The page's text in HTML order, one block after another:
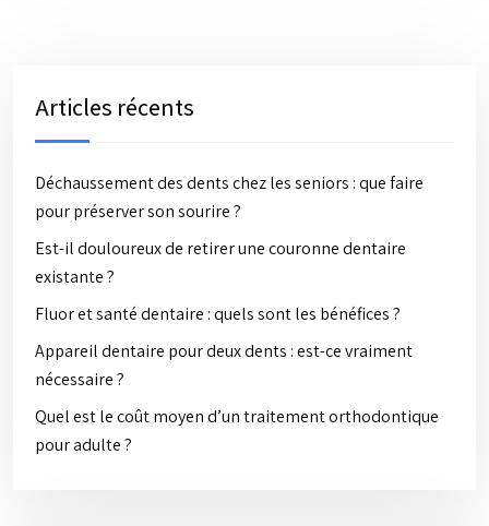
Articles récents
Déchaussement des dents chez les seniors : que faire
pour préserver son sourire ?
Est-il douloureux de retirer une couronne dentaire
existante ?
Fluor et santé dentaire : quels sont les bénéfices ?
Appareil dentaire pour deux dents : est-ce vraiment
nécessaire ?
Quel est le coût moyen d’un traitement orthodontique
pour adulte ?